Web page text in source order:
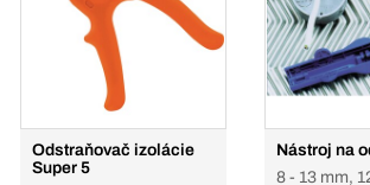
Odstraňovač izolácie
Super 5
Nástroj na
8 - 13 mm,